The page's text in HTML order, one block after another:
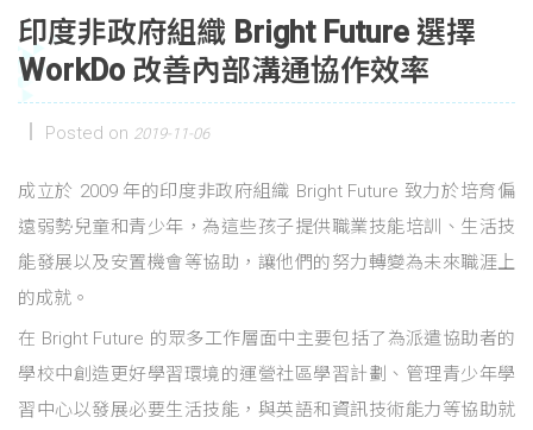
印度非政府組織 Bright Future 選擇
WorkDo 改善內部溝通協作效率
Posted on 2019-11-06
成立於 2009 年的印度非政府組織 Bright Future 致力於培育偏
遠弱勢兒童和青少年，為這些孩子提供職業技能培訓、生活技
能發展以及安置機會等協助，讓他們的努力轉變為未來職涯上
的成就。
在 Bright Future 的眾多工作層面中主要包括了為派遣協助者的
學校中創造更好學習環境的運營社區學習計劃、管理青少年學
習中心以發展必要生活技能，與英語和資訊技術能力等協助就